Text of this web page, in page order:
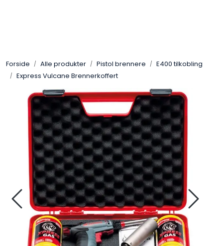
Forside Alle produkter Pistol brennere
E400 tilkobling
Express Vulcane Brennerkoffert
Koblingsmatriell
Regulatorer
Terrassevarmere
Marine & Caravan
Alarm/Sikkerhet
Oppvarming
Verktøy for tak